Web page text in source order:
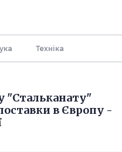
Технiка
"Стальканату"
в Європу -